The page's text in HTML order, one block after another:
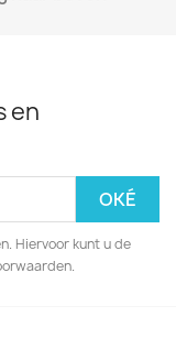
en
Hiervoor kunt u de